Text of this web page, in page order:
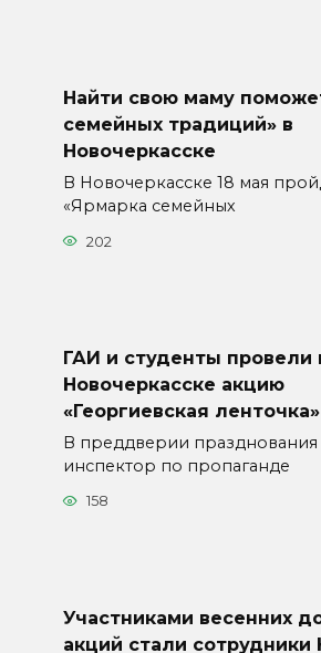
Найти свою маму
семейных традиций» в
Новочеркасске
В Новочеркасске 18 мая
«Ярмарка семейных
202
ГАИ и студенты провели
Новочеркасске акцию
«Георгиевская ленточка»
В преддверии
инспектор по пропаганде
158
Участниками весенних
акций стали сотрудники